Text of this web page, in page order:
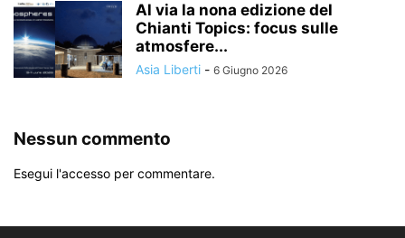
Al via la nona edizione del
Chianti Topics: focus sulle
atmosfere...
Asia Liberti - 6 Giugno 2026
Nessun commento
Esegui l'accesso per commentare.